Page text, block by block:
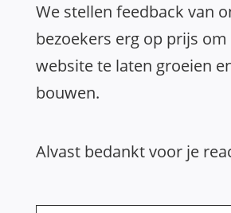
We stellen feedback van
bezoekers erg op prijs
website te laten groeien
bouwen.
Alvast bedankt voor je